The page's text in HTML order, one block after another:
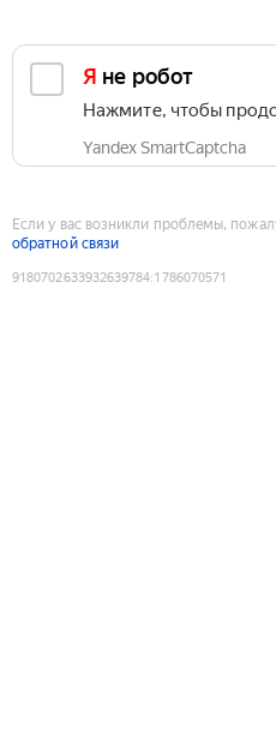
Я не робот
Нажмите, чтобы
Yandex SmartCaptcha
Если у вас возникли проблемы,
обратной связи
9180702633932639784:1786070571